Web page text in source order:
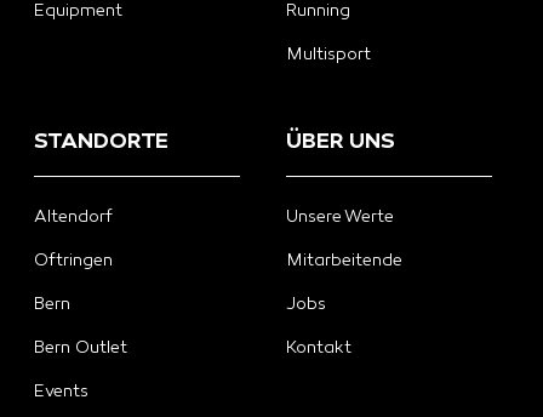
Equipment Running
Multisport
STANDORTE
Altendorf
Oftringen
Bern
Bern Outlet
Events
ÜBER UNS
Unsere Werte
Mitarbeitende
Jobs
Kontakt